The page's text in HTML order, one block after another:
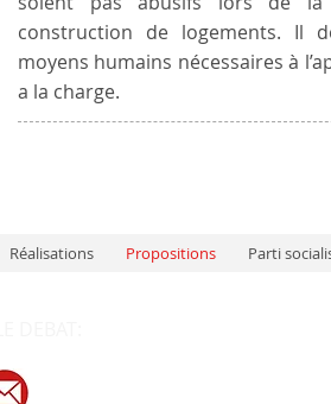
construction de logements. Il
moyens humains nécessaires à
a la charge.
Réalisations Propositions Parti